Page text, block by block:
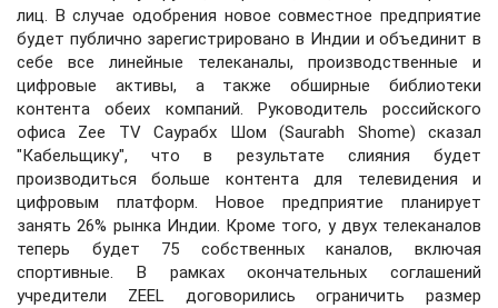
лиц. В случае одобрения новое совместное предприятие
будет публично зарегистрировано в Индии и объединит в
себе все линейные телеканалы, производственные и
цифровые активы, а также обширные библиотеки
контента обеих компаний. Руководитель российского
офиса Zee TV Саурабх Шом (Saurabh Shome) сказал
"Кабельщику", что в результате слияния будет
производиться больше контента для телевидения и
цифровым платформ. Новое предприятие планирует
занять 26% рынка Индии. Кроме того, у двух телеканалов
теперь будет 75 собственных каналов, включая
спортивные. В рамках окончательных соглашений
учредители ZEEL договорились ограничить размер